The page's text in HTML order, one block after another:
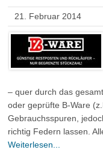
21. Februar 2014
– quer durch das
oder geprüfte B-Ware
Gebrauchsspuren,
richtig Federn lassen.
Weiterlesen...